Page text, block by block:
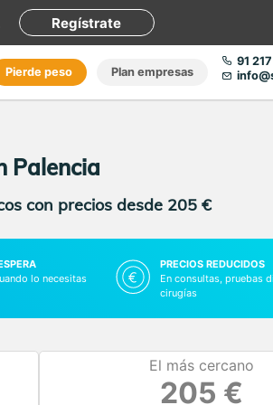
Regístrate
Pierde peso Plan empresas
91
Palencia
con precios desde 205 €
lo necesitas
PRECIOS REDUCIDOS
En consultas, pruebas
cirugías
El más cercano
205 €